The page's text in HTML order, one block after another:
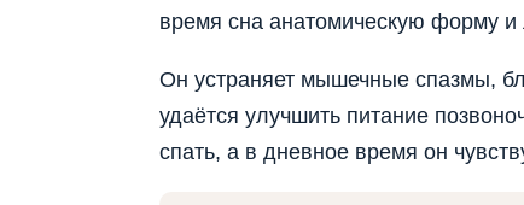
время сна анатомическую форму и
Он устраняет мышечные спазмы,
удаётся улучшить питание
спать, а в дневное время он